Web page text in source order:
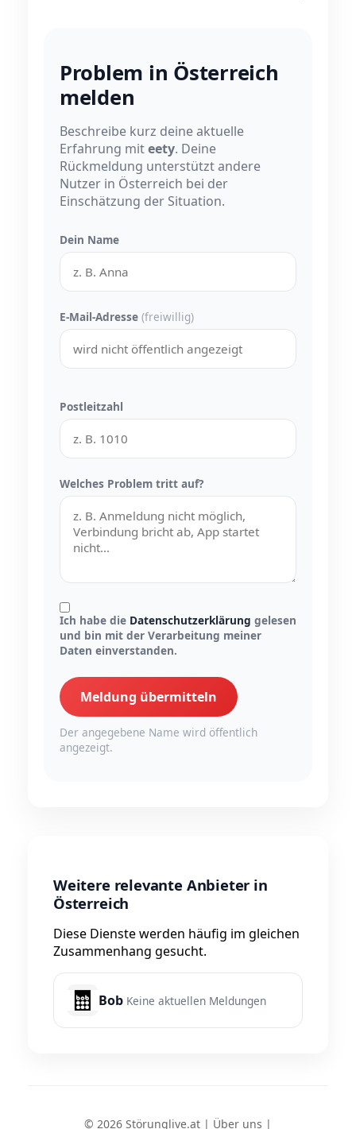
Problem in Österreich
melden
Beschreibe kurz deine aktuelle
Erfahrung miteety. Deine
Rückmeldung unterstützt andere
Nutzer in Österreich bei der
Einschätzung der Situation.
Dein Name
E-Mail-Adresse (freiwillig)
Postleitzahl
Welches Problem tritt auf?
Ich habe die Datenschutzerklärung gelesen
und bin mit der Verarbeitung meiner
Daten einverstanden.
Meldung übermitteln
Der angegebene Name wird öffentlich
angezeigt.
Weitere relevante Anbieter in
Österreich
Diese Dienste werden häufig im gleichen
Zusammenhang gesucht.
Bob Keine aktuellen Meldungen
© 2026 Störunglive.at | Über uns |